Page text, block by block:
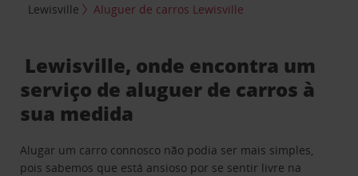
Lewisville
Aluguer de carros Lewisville
Lewisville, onde encontra um
serviço de aluguer de carros à
sua medida
Alugar um carro connosco não podia ser mais simples,
pois sabemos que está ansioso por se sentir livre na